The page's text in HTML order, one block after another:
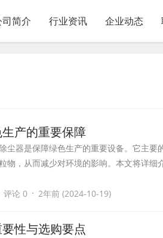
简介 行业资讯 企业动态
产的重要保障
尘器是保障绿色生产的重要设备。它主要
物，从而减少对环境的影响。本文将详
评论 0 · 2年前 (2024-10-19)
性与选购要点